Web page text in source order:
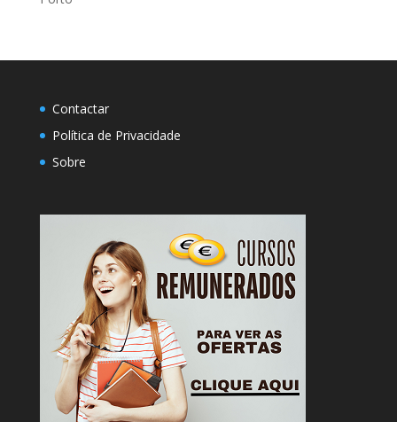
Contactar
Política de Privacidade
Sobre